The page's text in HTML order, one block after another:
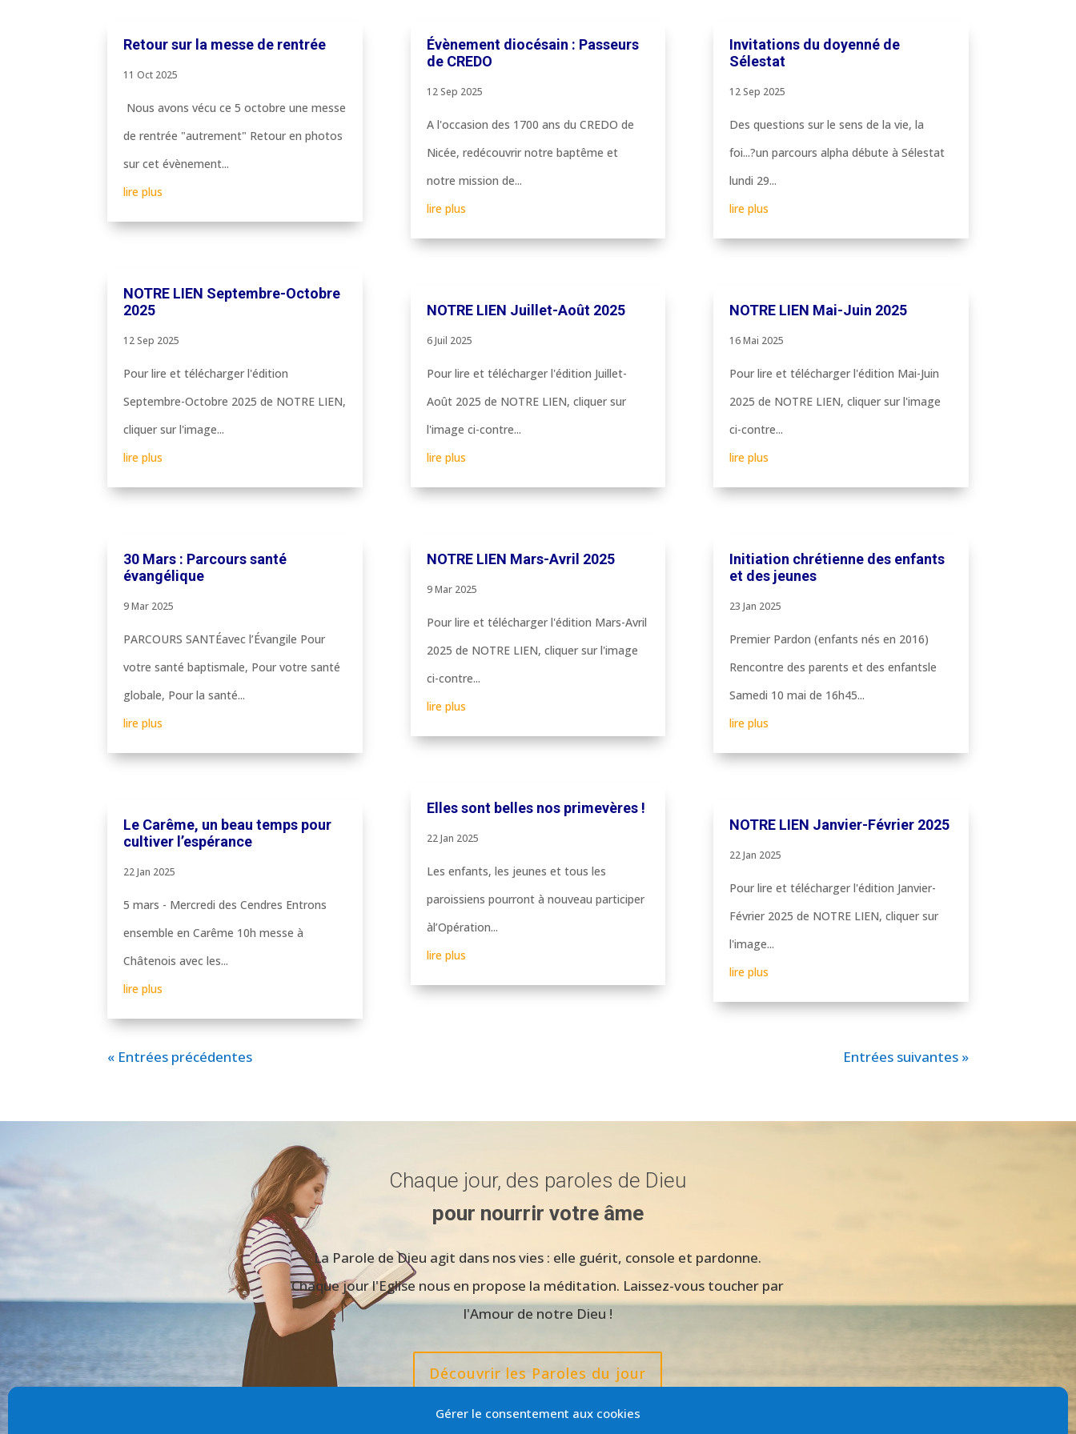
Gérer le consentement aux cookies
Retour sur la messe de rentrée
11 Oct 2025
Nous avons vécu ce 5 octobre une messe
de rentrée "autrement" Retour en photos
sur cet évènement...
lire plus
NOTRE LIEN Septembre-Octobre
2025
12 Sep 2025
Pour lire et télécharger l'édition
Septembre-Octobre 2025 de NOTRE LIEN,
cliquer sur l'image...
lire plus
30 Mars : Parcours santé
évangélique
9 Mar 2025
PARCOURS SANTÉavec l’Évangile Pour
votre santé baptismale, Pour votre santé
globale, Pour la santé...
lire plus
Le Carême, un beau temps pour
cultiver l’espérance
22 Jan 2025
5 mars - Mercredi des Cendres Entrons
ensemble en Carême 10h messe à
Châtenois avec les...
lire plus
Évènement diocésain : Passeurs
de CREDO
12 Sep 2025
A l'occasion des 1700 ans du CREDO de
Nicée, redécouvrir notre baptême et
notre mission de...
lire plus
NOTRE LIEN Juillet-Août 2025
6 Juil 2025
Pour lire et télécharger l'édition Juillet-
Août 2025 de NOTRE LIEN, cliquer sur
l'image ci-contre...
lire plus
NOTRE LIEN Mars-Avril 2025
9 Mar 2025
Pour lire et télécharger l'édition Mars-Avril
2025 de NOTRE LIEN, cliquer sur l'image
ci-contre...
lire plus
Elles sont belles nos primevères !
22 Jan 2025
Les enfants, les jeunes et tous les
paroissiens pourront à nouveau participer
àl’Opération...
lire plus
Invitations du doyenné de
Sélestat
12 Sep 2025
Des questions sur le sens de la vie, la
foi...?un parcours alpha débute à Sélestat
lundi 29...
lire plus
NOTRE LIEN Mai-Juin 2025
16 Mai 2025
Pour lire et télécharger l'édition Mai-Juin
2025 de NOTRE LIEN, cliquer sur l'image
ci-contre...
lire plus
Initiation chrétienne des enfants
et des jeunes
23 Jan 2025
Premier Pardon (enfants nés en 2016)
Rencontre des parents et des enfantsle
Samedi 10 mai de 16h45...
lire plus
NOTRE LIEN Janvier-Février 2025
22 Jan 2025
Pour lire et télécharger l'édition Janvier-
Février 2025 de NOTRE LIEN, cliquer sur
l'image...
lire plus
« Entrées précédentes Entrées suivantes »
Chaque jour, des paroles de Dieu
pour nourrir votre âme
La Parole de Dieu agit dans nos vies : elle guérit, console et pardonne.
Chaque jour l'Eglise nous en propose la méditation. Laissez-vous toucher par
l'Amour de notre Dieu !
Découvrir les Paroles du jour